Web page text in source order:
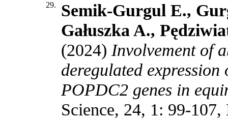
29.
Semik-Gurgul E.,
Gałuszka A.,
(2024) Involvement of
deregulated
POPDC2 genes in
Science, 24, 1: 99-